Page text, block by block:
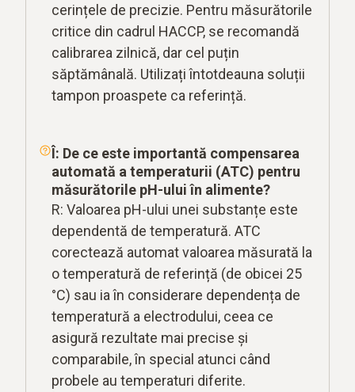
cerințele de precizie. Pentru măsurătorile
critice din cadrul HACCP, se recomandă
calibrarea zilnică, dar cel puțin
săptămânală. Utilizați întotdeauna soluții
tampon proaspete ca referință.
Î: De ce este importantă compensarea
automată a temperaturii (ATC) pentru
măsurătorile pH-ului în alimente?
R: Valoarea pH-ului unei substanțe este
dependentă de temperatură. ATC
corectează automat valoarea măsurată la
o temperatură de referință (de obicei 25
°C) sau ia în considerare dependența de
temperatură a electrodului, ceea ce
asigură rezultate mai precise și
comparabile, în special atunci când
probele au temperaturi diferite.